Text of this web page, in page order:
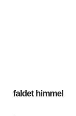
faldet himmel